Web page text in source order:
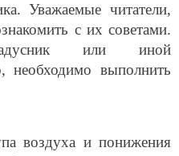
Уважаемые читатели,
с их советами.
или иной
необходимо выполнить
воздуха и понижения